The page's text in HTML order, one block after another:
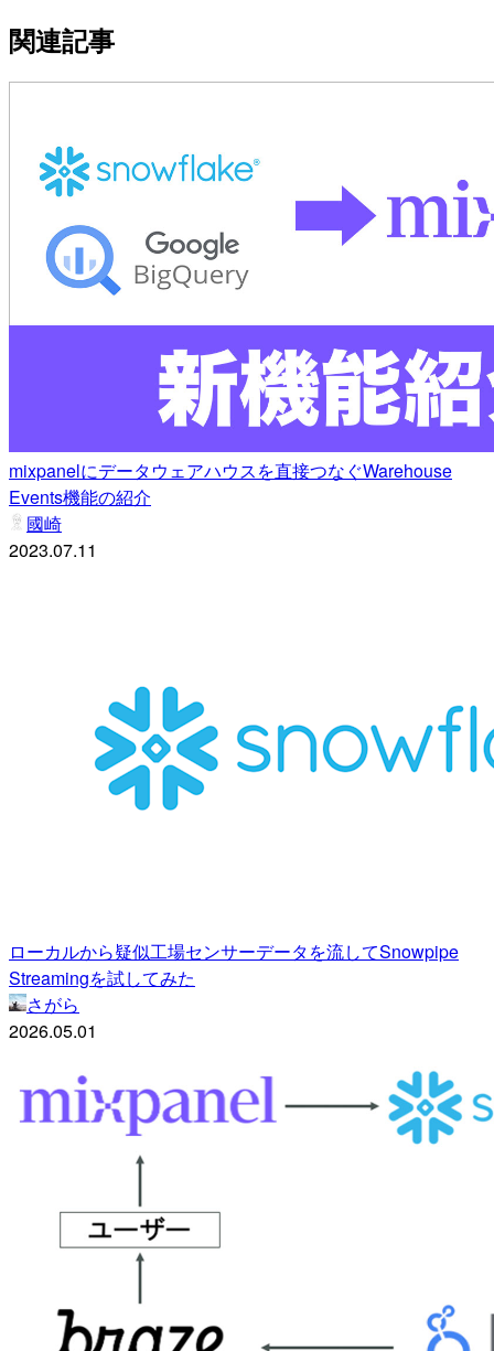
関連記事
mixpanelにデータウェアハウスを直接つなぐWarehouse
Events機能の紹介
國崎
2023.07.11
ローカルから疑似工場センサーデータを流してSnowpipe
Streamingを試してみた
さがら
2026.05.01